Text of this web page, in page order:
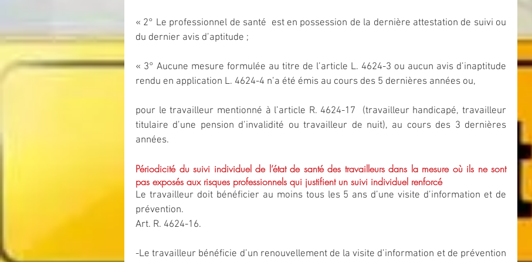
« 2° Le professionnel de santé  est en possession de la dernière attestation de suivi ou
du dernier avis d’aptitude ;
« 3° Aucune mesure formulée au titre de l’article L. 4624-3 ou aucun avis d’inaptitude
rendu en application L. 4624-4 n’a été émis au cours des 5 dernières années ou,
pour le travailleur mentionné à l’article R. 4624-17  (travailleur handicapé, travailleur
titulaire d’une pension d’invalidité ou travailleur de nuit), au cours des 3 dernières
années.
Périodicité du suivi individuel de l’état de santé des travailleurs dans la mesure où ils ne sont
pas exposés aux risques professionnels qui justifient un suivi individuel renforcé
Le travailleur doit bénéficier au moins tous les 5 ans d’une visite d’information et de
prévention.
Art. R. 4624-16.
-Le travailleur bénéficie d’un renouvellement de la visite d’information et de prévention